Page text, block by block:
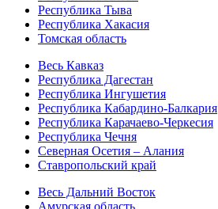
Республика Тыва
Республика Хакасия
Томская область
Весь Кавказ
Республика Дагестан
Республика Ингушетия
Республика Кабардино-Балкария
Республика Карачаево-Черкесия
Республика Чечня
Северная Осетия – Алания
Ставропольский край
Весь Дальний Восток
Амурская область